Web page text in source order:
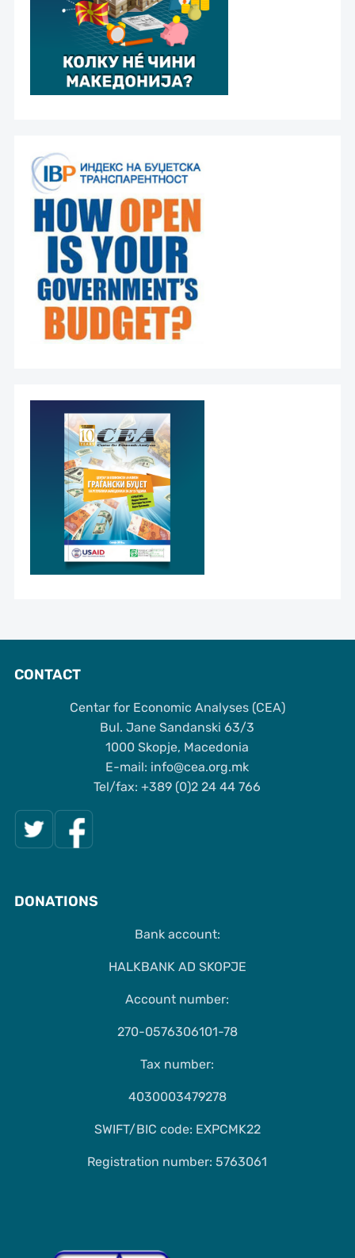
CONTACT
Centar for Economic Analyses (CEA)
Bul. Jane Sandanski 63/3
1000 Skopje, Macedonia
Е-mail: info@cea.org.mk
Tel/fax: +389 (0)2 24 44 766
DONATIONS
Bank account:
HALKBANK AD SKOPJE
Account number:
270-0576306101-78
Tax number:
4030003479278
SWIFT/BIC code: EXPCMK22
Registration number: 5763061